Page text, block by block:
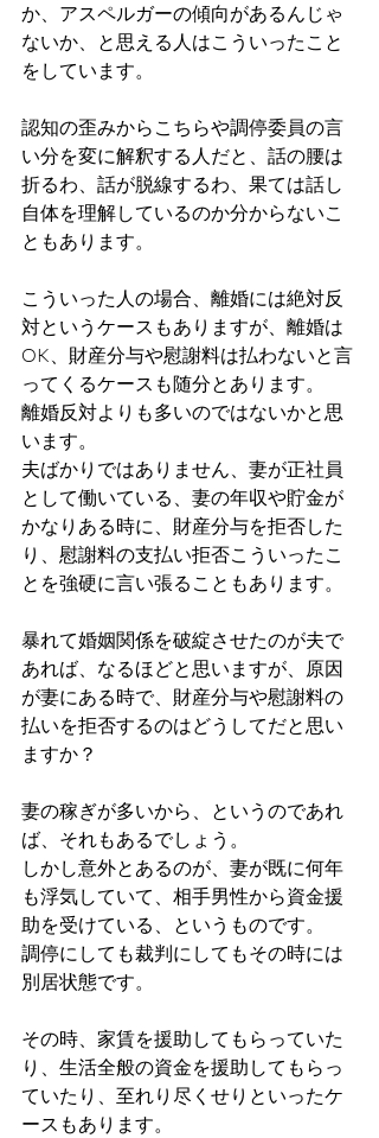
か、アスペルガーの傾向があるんじゃ
ないか、と思える人はこういったこと
をしています。
認知の歪みからこちらや調停委員の言
い分を変に解釈する人だと、話の腰は
折るわ、話が脱線するわ、果ては話し
自体を理解しているのか分からないこ
ともあります。
こういった人の場合、離婚には絶対反
対というケースもありますが、離婚は
OK、財産分与や慰謝料は払わないと言
ってくるケースも随分とあります。
離婚反対よりも多いのではないかと思
います。
夫ばかりではありません、妻が正社員
として働いている、妻の年収や貯金が
かなりある時に、財産分与を拒否した
り、慰謝料の支払い拒否こういったこ
とを強硬に言い張ることもあります。
暴れて婚姻関係を破綻させたのが夫で
あれば、なるほどと思いますが、原因
が妻にある時で、財産分与や慰謝料の
払いを拒否するのはどうしてだと思い
ますか？
妻の稼ぎが多いから、というのであれ
ば、それもあるでしょう。
しかし意外とあるのが、妻が既に何年
も浮気していて、相手男性から資金援
助を受けている、というものです。
調停にしても裁判にしてもその時には
別居状態です。
その時、家賃を援助してもらっていた
り、生活全般の資金を援助してもらっ
ていたり、至れり尽くせりといったケ
ースもあります。